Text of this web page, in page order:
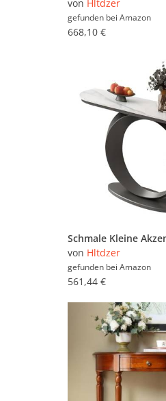
von Hltdzer
gefunden bei Amazon
668,10 €
von Hltdzer
gefunden bei Amazon
561,44 €